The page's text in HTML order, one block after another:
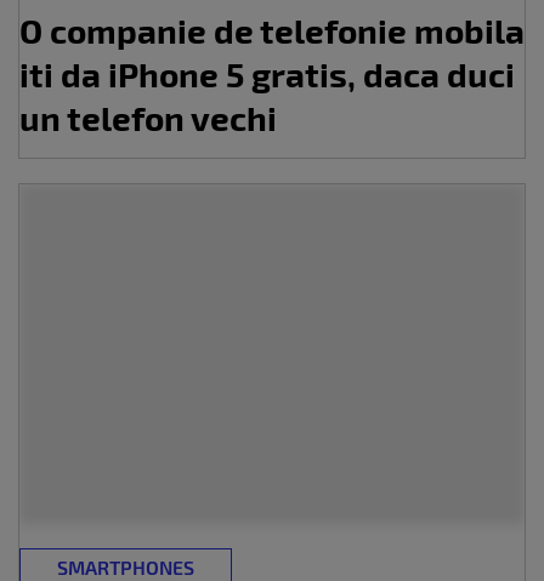
O companie de telefonie mobila
iti da iPhone 5 gratis, daca duci
un telefon vechi
SMARTPHONES